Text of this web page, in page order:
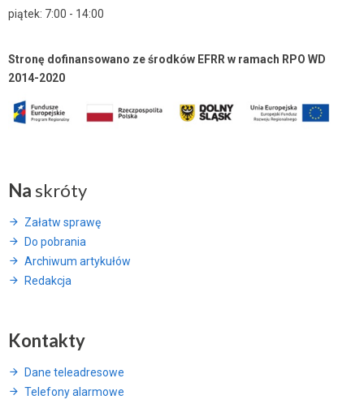
piątek: 7:00 - 14:00
Stronę dofinansowano ze środków EFRR w ramach RPO WD
2014-2020
Na skróty
Załatw sprawę
Do pobrania
Archiwum artykułów
Redakcja
Kontakty
Dane teleadresowe
Telefony alarmowe